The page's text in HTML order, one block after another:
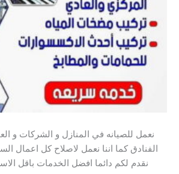
نعمل للصيانه في المنازل و الشركات و
الفنادق كما اننا نعمل لاصلاح كل اعمال
نقدم لكم دائما افضل الخدمات باقل